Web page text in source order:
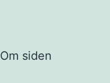
Om siden